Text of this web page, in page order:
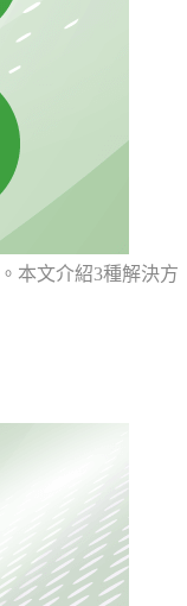
。本文介紹3種解決方